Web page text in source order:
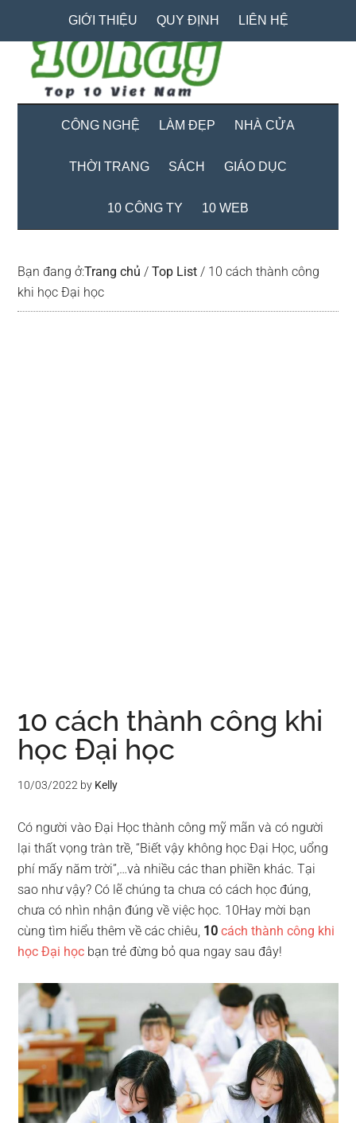
content
secondary
menu
primary
sidebar
GIỚI THIỆU QUY ĐỊNH LIÊN HỆ
CÔNG NGHỆ LÀM ĐẸP NHÀ CỬA
THỜI TRANG SÁCH GIÁO DỤC
10 CÔNG TY 10 WEB
Bạn đang ở:Trang chủ / Top List / 10 cách thành công
khi học Đại học
10 cách thành công khi
học Đại học
10/03/2022 by Kelly
Có người vào Đại Học thành công mỹ mãn và có người
lại thất vọng tràn trề, “Biết vậy không học Đại Học, uổng
phí mấy năm trời”,…và nhiều các than phiền khác. Tại
sao như vậy? Có lẽ chúng ta chưa có cách học đúng,
chưa có nhìn nhận đúng về việc học. 10Hay mời bạn
cùng tìm hiểu thêm về các chiêu, 10cách thành công khi
học Đại học bạn trẻ đừng bỏ qua ngay sau đây!